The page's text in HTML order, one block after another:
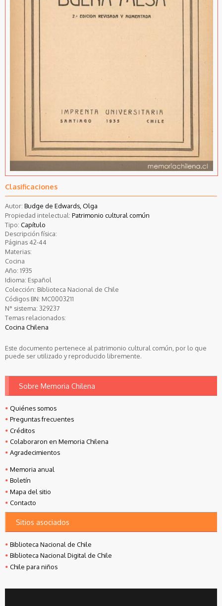
Clasificaciones
Autor: Budge de Edwards, Olga
Propiedad intelectual: Patrimonio cultural común
Tipo: Capítulo
Descripción física:
Páginas 42-44
Materias:
Cocina
Año: 1935
Idioma: Español
Colección: Biblioteca Nacional de Chile
Códigos BN: MC0003211
N° sistema: 329237
Temas relacionados:
Cocina Chilena
Este documento pertenece al patrimonio cultural común, por lo que
puede ser utilizado y reproducido libremente.
Sobre Memoria Chilena
Quiénes somos
Preguntas frecuentes
Créditos
Colaboraron en Memoria Chilena
Agradecimientos
Memoria anual
Boletín
Mapa del sitio
Contacto
Sitios asociados
Biblioteca Nacional de Chile
Biblioteca Nacional Digital de Chile
Chile para niños